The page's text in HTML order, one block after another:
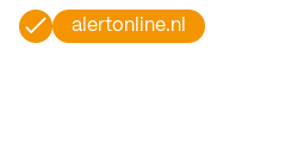
alertonline.nl